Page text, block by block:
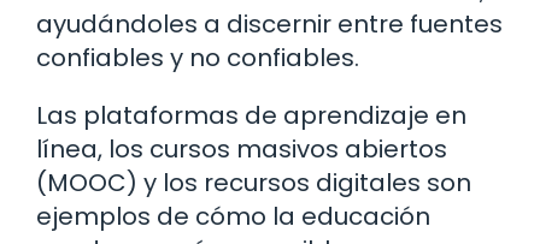
ayudándoles a discernir entre fuentes
confiables y no confiables.
Las plataformas de aprendizaje en
línea, los cursos masivos abiertos
(MOOC) y los recursos digitales son
ejemplos de cómo la educación